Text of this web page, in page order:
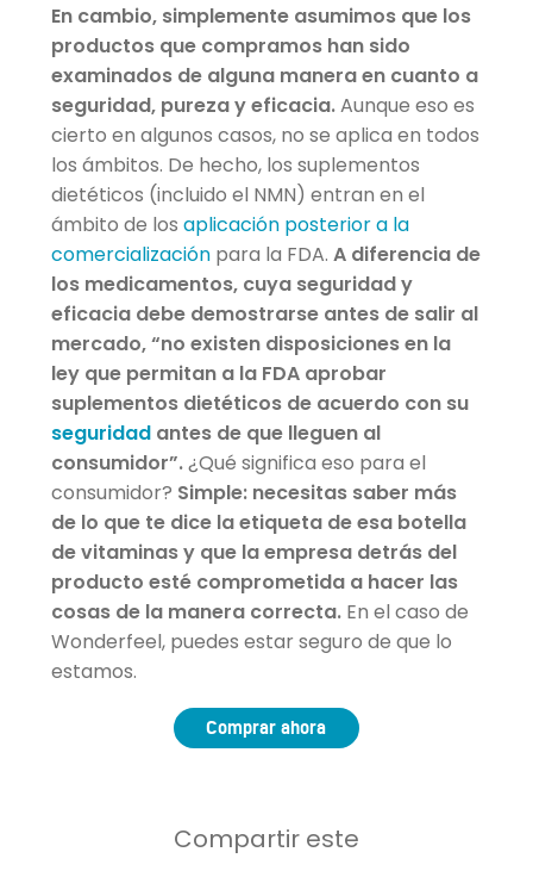
En cambio, simplemente asumimos que los
productos que compramos han sido
examinados de alguna manera en cuanto a
seguridad, pureza y eficacia.Aunque eso es
cierto en algunos casos, no se aplica en todos
los ámbitos. De hecho, los suplementos
dietéticos (incluido el NMN) entran en el
ámbito de los aplicación posterior a la
comercializaciónpara la FDA. A diferencia de
los medicamentos, cuya seguridad y
eficacia debe demostrarse antes de salir al
mercado, “no existen disposiciones en la
ley que permitan a la FDA aprobar
suplementos dietéticos de acuerdo con su
seguridadantes de que lleguen al
consumidor”.¿Qué significa eso para el
consumidor? Simple: necesitas saber más
de lo que te dice la etiqueta de esa botella
de vitaminas y que la empresa detrás del
producto esté comprometida a hacer las
cosas de la manera correcta.En el caso de
Wonderfeel, puedes estar seguro de que lo
estamos.
Comprar ahora
Compartir este